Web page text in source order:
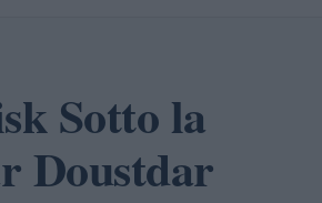
Sotto la
Doustdar